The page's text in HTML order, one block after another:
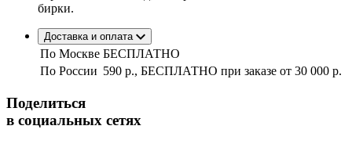
бирки.
Доставка и оплата
По Москве БЕСПЛАТНО
По России 590 р., БЕСПЛАТНО при заказе от 30 000 р.
Поделиться
в социальных сетях